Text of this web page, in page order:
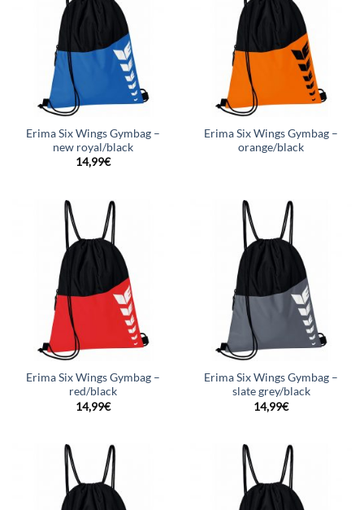
Erima Six Wings Gymbag –
new royal/black
14,99€
Erima Six Wings Gymbag –
orange/black
Erima Six Wings Gymbag –
red/black
14,99€
Erima Six Wings Gymbag –
slate grey/black
14,99€